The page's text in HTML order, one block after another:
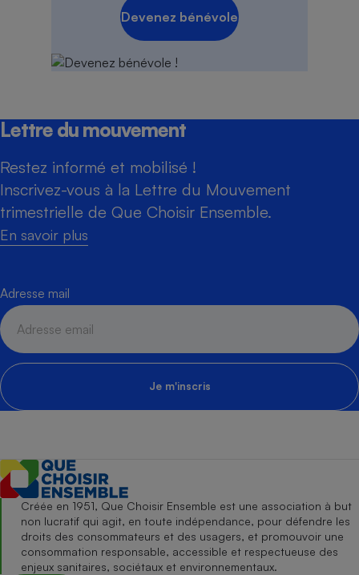
Devenez bénévole
Lettre du mouvement
Restez informé et mobilisé !
Inscrivez-vous à la Lettre du Mouvement
trimestrielle de Que Choisir Ensemble.
En savoir plus
Adresse mail
Je m'inscris
Créée en 1951, Que Choisir Ensemble est une association à but
non lucratif qui agit, en toute indépendance, pour défendre les
droits des consommateurs et des usagers, et promouvoir une
consommation responsable, accessible et respectueuse des
enjeux sanitaires, sociétaux et environnementaux.